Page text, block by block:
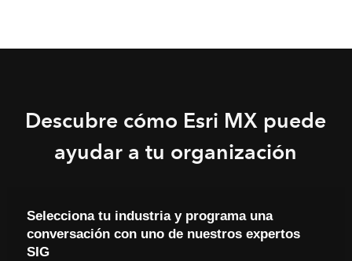
Descubre cómo Esri MX puede
ayudar a tu organización
Selecciona tu industria y programa una
conversación con uno de nuestros expertos
SIG